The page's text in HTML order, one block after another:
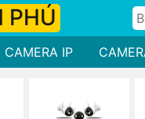
PHÚ
CAMERA IP